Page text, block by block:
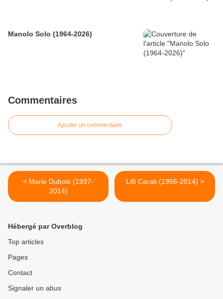
Manolo Solo (1964-2026)
Commentaires
Ajouter un commentaire
< Marie Dubois (1937-
2014)
Lilli Carati (1956-2014) >
Hébergé par Overblog
Top articles
Pages
Contact
Signaler un abus